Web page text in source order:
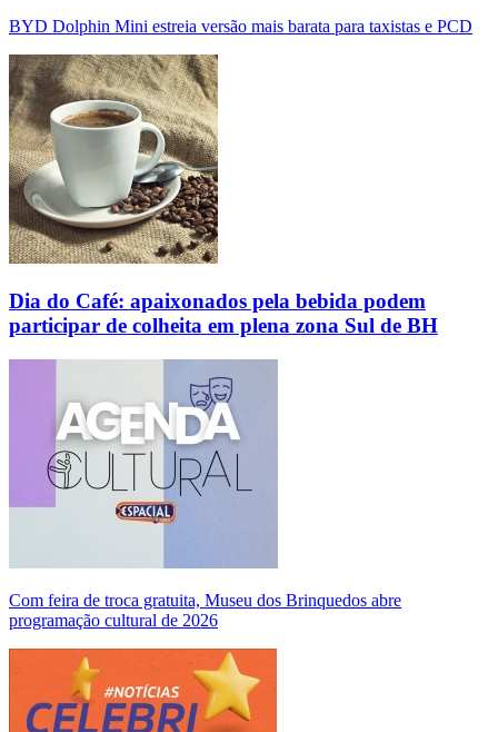
BYD Dolphin Mini estreia versão mais barata para taxistas e PCD
Dia do Café: apaixonados pela bebida podem
participar de colheita em plena zona Sul de BH
Com feira de troca gratuita, Museu dos Brinquedos abre
programação cultural de 2026